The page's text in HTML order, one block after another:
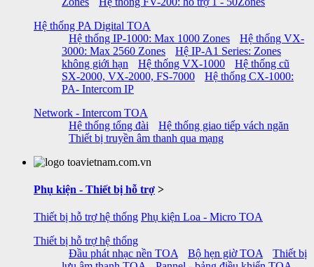
Hệ thống PA Digital TOA
Hệ thống IP-1000: Max 1000 Zones
Hệ thống VX-
3000: Max 2560 Zones
Hệ IP-A1 Series: Zones
không giới hạn
Hệ thống VX-1000
Hệ thống cũ
SX-2000, VX-2000, FS-7000
Hệ thống CX-1000:
PA- Intercom IP
Network - Intercom TOA
Hệ thống tổng đài
Hệ thống giao tiếp vách ngăn
Thiết bị truyền âm thanh qua mạng
Phụ kiện - Thiết bị hỗ trợ >
Thiết bị hỗ trợ hệ thống Phụ kiện Loa - Micro TOA
Thiết bị hỗ trợ hệ thống
Đầu phát nhạc nền TOA
Bộ hẹn giờ TOA
Thiết bị